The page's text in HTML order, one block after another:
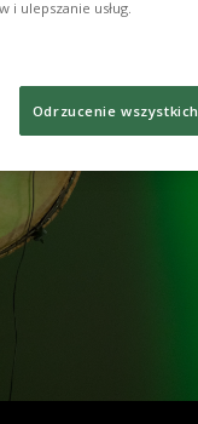
ulepszanie usług.
Odrzucenie wszystkich